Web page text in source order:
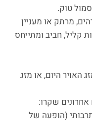
טוק.
מרתק או מעניין
קליל, חביב ומתייחס
האויר היום, או מזג
שקרו:
(הופעה של